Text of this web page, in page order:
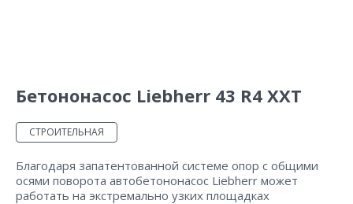
Бетононасос Liebherr 43 R4 XXT
СТРОИТЕЛЬНАЯ
Благодаря запатентованной системе опор с общими
осями поворота автобетононасос Liebherr может
работать на экстремально узких площадках